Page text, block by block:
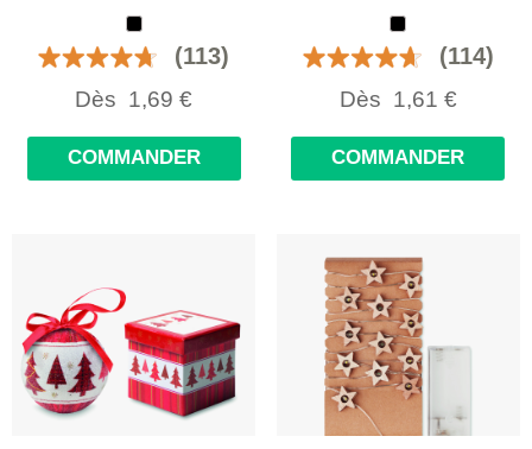
(113)
Dès 1,69 €
COMMANDER
(114)
Dès 1,61 €
COMMANDER